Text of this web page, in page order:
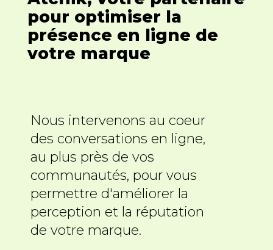
pour optimiser la
présence en ligne de
votre marque
Nous intervenons au coeur
des conversations en ligne,
au plus près de vos
communautés, pour vous
permettre d'améliorer la
perception et la réputation
de votre marque.